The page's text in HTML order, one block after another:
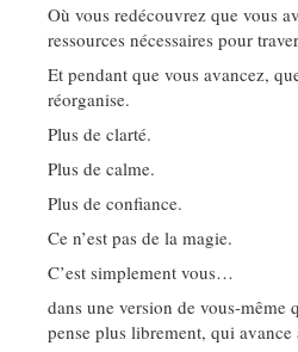
Où vous redécouvrez que vous
ressources nécessaires pour
Et pendant que vous avancez,
réorganise.
Plus de clarté.
Plus de calme.
Plus de confiance.
Ce n’est pas de la magie.
C’est simplement vous…
dans une version de vous-même
pense plus librement, qui avance